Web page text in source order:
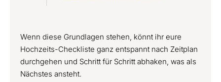
Wenn diese Grundlagen stehen, könnt ihr eure
Hochzeits-Checkliste ganz entspannt nach Zeitplan
durchgehen und Schritt für Schritt abhaken, was als
Nächstes ansteht.